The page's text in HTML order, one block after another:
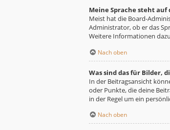
Meine Sprache steht auf
Meist hat die Board-
Administrator, ob er das
Weitere Informationen
Nach oben
Was sind das für Bilder,
In der Beitragsansicht
oder Punkte, die deine
in der Regel um ein
Nach oben